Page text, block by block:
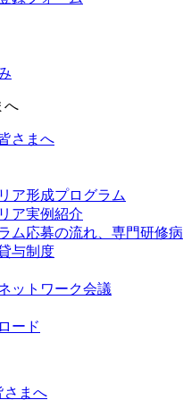
へ
さまへ
ア形成プログラム
ア実例紹介
ム応募の流れ、専門研修
与制度
ットワーク会議
ード
さまへ